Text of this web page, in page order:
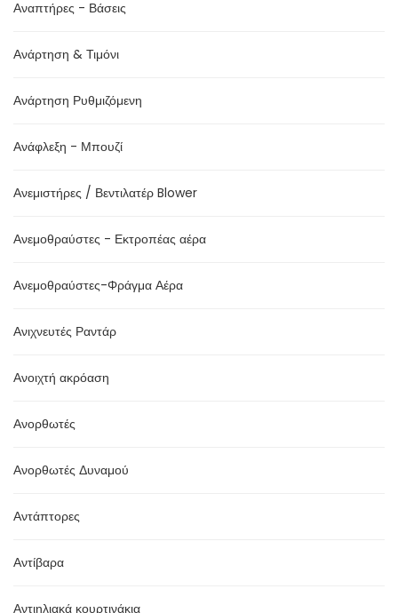
Αναπτήρες - Βάσεις
Ανάρτηση & Τιμόνι
Ανάρτηση Ρυθμιζόμενη
Ανάφλεξη - Μπουζί
Ανεμιστήρες / Βεντιλατέρ Blower
Ανεμοθραύστες - Εκτροπέας αέρα
Ανεμοθραύστες-Φράγμα Αέρα
Ανιχνευτές Ραντάρ
Ανοιχτή ακρόαση
Ανορθωτές
Ανορθωτές Δυναμού
Αντάπτορες
Αντίβαρα
Αντιηλιακά κουρτινάκια